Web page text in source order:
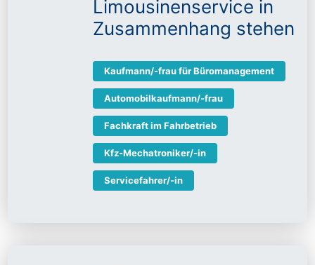
Limousinenservice in
Zusammenhang stehen
Kaufmann/-frau für Büromanagement
Automobilkaufmann/-frau
Fachkraft im Fahrbetrieb
Kfz-Mechatroniker/-in
Servicefahrer/-in